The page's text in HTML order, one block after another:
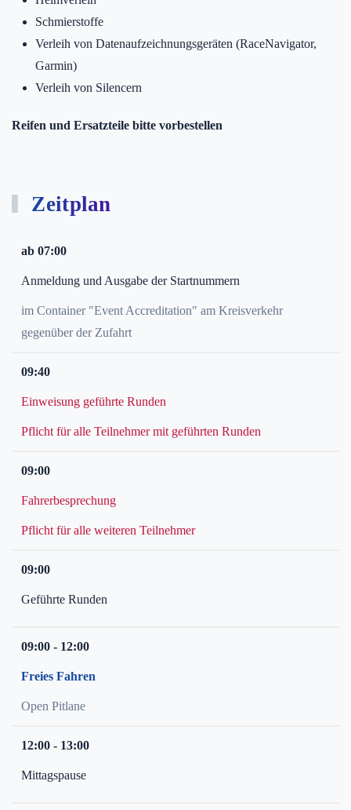
Schmierstoffe
Verleih von Datenaufzeichnungsgeräten (RaceNavigator,
Garmin)
Verleih von Silencern
Reifen und Ersatzteile bitte vorbestellen
Zeitplan
ab 07:00
Anmeldung und Ausgabe der Startnummern
im Container "Event Accreditation" am Kreisverkehr
gegenüber der Zufahrt
09:40
Einweisung geführte Runden
Pflicht für alle Teilnehmer mit geführten Runden
09:00
Fahrerbesprechung
Pflicht für alle weiteren Teilnehmer
09:00
Geführte Runden
09:00 - 12:00
Freies Fahren
Open Pitlane
12:00 - 13:00
Mittagspause